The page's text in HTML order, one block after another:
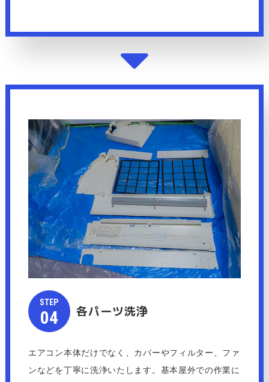
STEP​​​​​
​​​​​​​04 各パーツ洗浄
エアコン本体だけでなく、カバーやフィルター、ファ
ンなどを丁寧に洗浄いたします。基本屋外での作業に